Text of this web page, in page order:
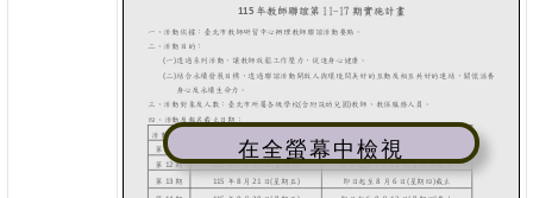
在全螢幕中檢視